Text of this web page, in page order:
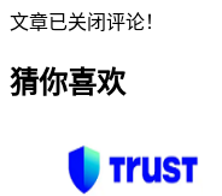
文章已关闭评论！
猜你喜欢